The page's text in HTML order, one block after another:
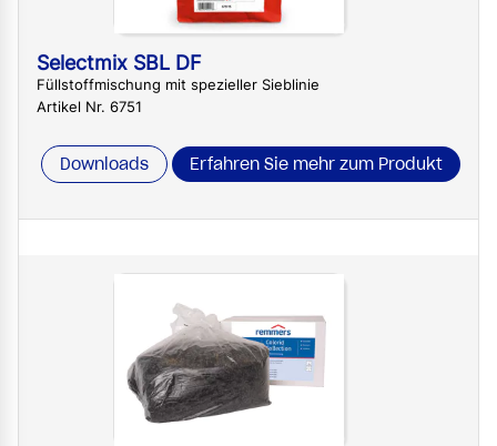
Selectmix SBL DF
Füllstoffmischung mit spezieller Sieblinie
Artikel Nr. 6751
Downloads Erfahren Sie mehr zum Produkt